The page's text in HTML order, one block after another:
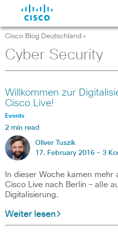
Cisco Blog Deutschland >
Cyber Security
Willkommen zur
Cisco Live!
Events
2 min read
Oliver Tuszik
17. February 2016 - 3
In dieser Woche kamen
Cisco Live nach Berlin – alle
Digitalisierung.
Weiter lesen